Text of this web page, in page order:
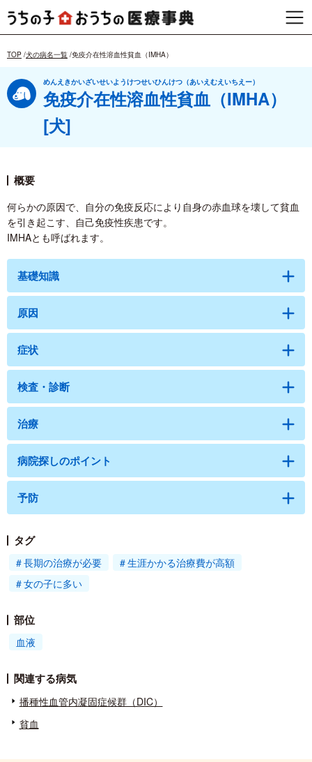
TOP 犬の病名一覧 免疫介在性溶血性貧血（IMHA）
めんえきかいざいせいようけつせいひんけつ（あいえむえいちえー）
免疫介在性溶血性貧血（IMHA）
[犬]
概要
何らかの原因で、自分の免疫反応により自身の赤血球を壊して貧血
を引き起こす、自己免疫性疾患です。
IMHAとも呼ばれます。
基礎知識
原因
症状
検査・診断
治療
病院探しのポイント
予防
タグ
長期の治療が必要
生涯かかる治療費が高額
女の子に多い
部位
血液
関連する病気
播種性血管内凝固症候群（DIC）
貧血